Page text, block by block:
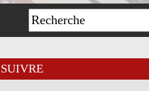
SUIVRE